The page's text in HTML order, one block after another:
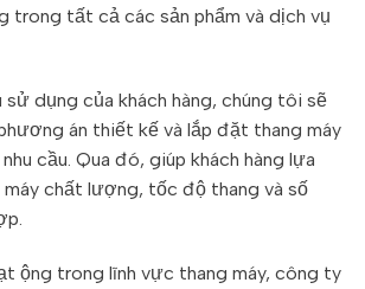
trong tất cả các sản phẩm và dịch vụ
sử dụng của khách hàng, chúng tôi sẽ
án thiết kế và lắp đặt thang máy
cầu. Qua đó, giúp khách hàng lựa
chất lượng, tốc độ thang và số
ộng trong lĩnh vực thang máy, công ty